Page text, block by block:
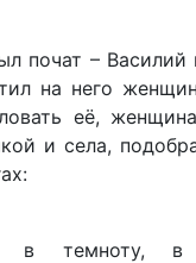
почат – Василий
на него
её,
и села,
в темноту, в